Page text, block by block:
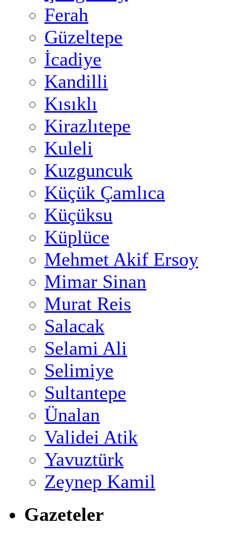
Ferah
Güzeltepe
İcadiye
Kandilli
Kısıklı
Kirazlıtepe
Kuleli
Kuzguncuk
Küçük Çamlıca
Küçüksu
Küplüce
Mehmet Akif Ersoy
Mimar Sinan
Murat Reis
Salacak
Selami Ali
Selimiye
Sultantepe
Ünalan
Validei Atik
Yavuztürk
Zeynep Kamil
Gazeteler